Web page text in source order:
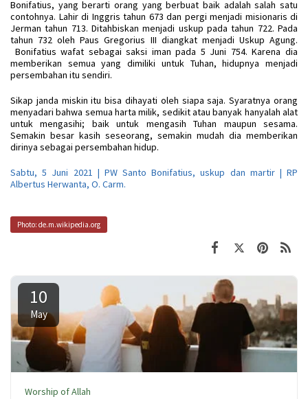
Bonifatius, yang berarti orang yang berbuat baik adalah salah satu
contohnya. Lahir di Inggris tahun 673 dan pergi menjadi misionaris di
Jerman tahun 713. Ditahbiskan menjadi uskup pada tahun 722. Pada
tahun 732 oleh Paus Gregorius III diangkat menjadi Uskup Agung.
Bonifatius wafat sebagai saksi iman pada 5 Juni 754. Karena dia
memberikan semua yang dimiliki untuk Tuhan, hidupnya menjadi
persembahan itu sendiri.
Sikap janda miskin itu bisa dihayati oleh siapa saja. Syaratnya orang
menyadari bahwa semua harta milik, sedikit atau banyak hanyalah alat
untuk mengasihi; baik untuk mengasih Tuhan maupun sesama.
Semakin besar kasih seseorang, semakin mudah dia memberikan
dirinya sebagai persembahan hidup.
Sabtu, 5 Juni 2021 | PW Santo Bonifatius, uskup dan martir | RP
Albertus Herwanta, O. Carm.
Photo: de.m.wikipedia.org
10
May
Worship of Allah